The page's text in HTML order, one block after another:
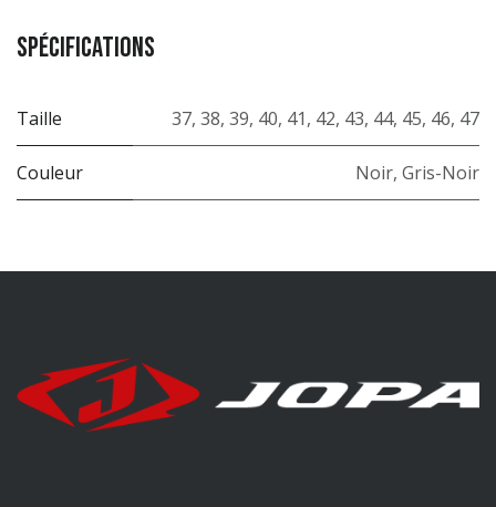
Spécifications
Taille 37, 38, 39, 40, 41, 42, 43, 44, 45, 46, 47
Couleur Noir, Gris-Noir